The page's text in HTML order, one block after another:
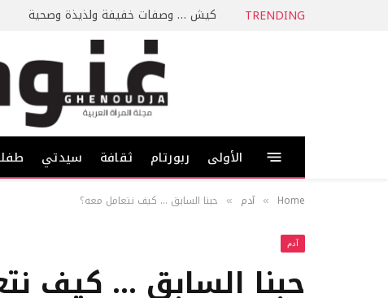
TRENDING كيش … وصفات خفيفة ولذيذة وصحية
الأولى ربورتام ثقافة سيدتي
Home
» آدم » حبنا السابق … كيف نتعامل معه؟
آدم
حبنا السابق … كيف